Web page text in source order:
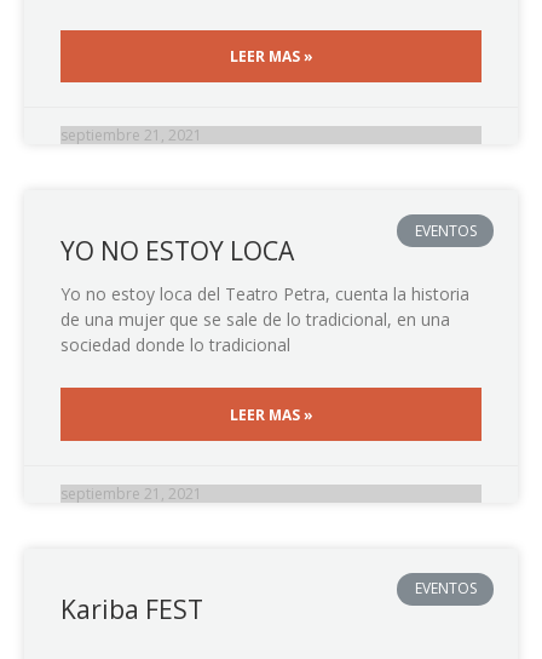
LEER MAS »
septiembre 21, 2021
EVENTOS
YO NO ESTOY LOCA
Yo no estoy loca del Teatro Petra, cuenta la historia
de una mujer que se sale de lo tradicional, en una
sociedad donde lo tradicional
LEER MAS »
septiembre 21, 2021
EVENTOS
Kariba FEST